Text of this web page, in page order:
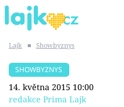
SHOPAHOLICADEL
Lajk ■ Showbyznys
SHOWBYZNYS
14. května 2015 10:00
redakce Prima Lajk